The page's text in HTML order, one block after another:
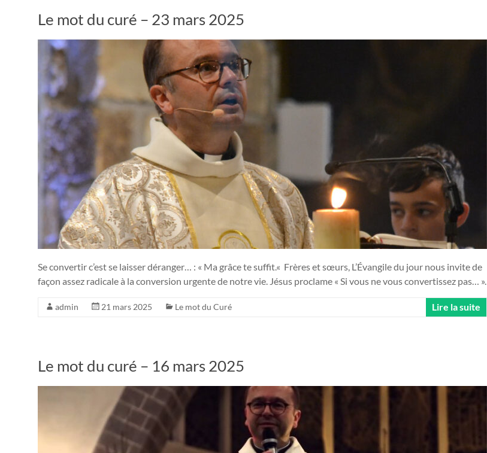
Le mot du curé – 23 mars 2025
Se convertir c’est se laisser déranger… : « Ma grâce te suffit.« Frères et sœurs, L’Évangile du jour nous invite de
façon assez radicale à la conversion urgente de notre vie. Jésus proclame « Si vous ne vous convertissez pas… ».
admin 21 mars 2025 Le mot du Curé Lire la suite
Le mot du curé – 16 mars 2025